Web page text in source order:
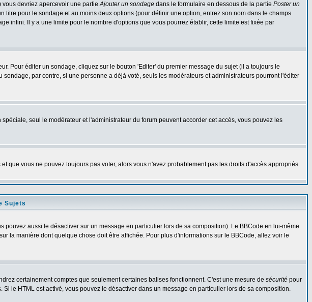
vous devriez apercevoir une partieAjouter un sondage dans le formulaire en dessous de la partie Poster un
pour le sondage et au moins deux options (pour définir une option, entrez son nom dans le champs
infini. Il y a une limite pour le nombre d'options que vous pourrez établir, cette limite est fixée par
Pour éditer un sondage, cliquez sur le bouton 'Editer' du premier message du sujet (il a toujours le
par contre, si une personne a déjà voté, seuls les modérateurs et administrateurs pourront l'éditer
seul le modérateur et l'administrateur du forum peuvent accorder cet accès, vous pouvez les
que vous ne pouvez toujours pas voter, alors vous n'avez probablement pas les droits d'accès appropriés.
Sujets
aussi le désactiver sur un message en particulier lors de sa composition). Le BBCode en lui-même
la manière dont quelque chose doit être affichée. Pour plus d'informations sur le BBCode, allez voir le
certainement comptes que seulement certaines balises fonctionnent. C'est une mesure de sécurité pour
le HTML est activé, vous pouvez le désactiver dans un message en particulier lors de sa composition.